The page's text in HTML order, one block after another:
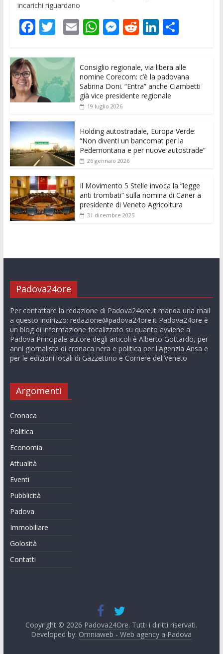
incarichi riguardano
F
e
b
o
o
k
T
itt
er
E
l
W
at
s
A
p
M
e
n
g
R
di
t
Li
k
e
dI
C
n
di
vi
Consiglio regionale, via libera alle
nomine Corecom: c’è la padovana
Sabrina Doni. “Entra” anche Ciambetti
già vice presidente regionale
19 luglio 2026
Holding autostradale, Europa Verde:
“Non diventi un bancomat per la
Pedemontana e per nuove autostrade”
26 gennaio 2026
Il Movimento 5 Stelle invoca la “legge
anti trombati” sulla nomina di Caner a
presidente di Veneto Agricoltura
31 dicembre 2025
Padova24ore
Per contattare la redazione di Padova24ore.it manda una mail
a questo indirizzo: redazione@padova24ore.itPadova24ore è
un blog di informazione focalizzato su quanto avviene a
Padova Principale autore degli articoli è Alberto Gottardo, per
anni giornalista di cronaca nera e politica per l'Agenzia Ansa e
per le edizioni locali di Gazzettino e Corriere del Veneto
Argomenti
Cronaca
Politica
Economia
Attualità
Eventi
Pubblicità
Padova
Immobiliare
Golosità
Contatti
Copyright © 2026 Padova24Ore. Tutti i diritti riservati.
Developed by: Omniaweb - Web agency a Padova